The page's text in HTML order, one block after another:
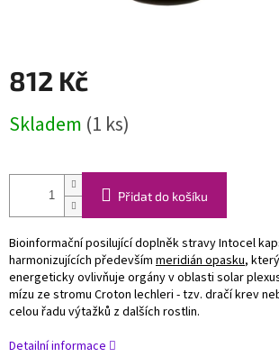
812 Kč
cena:
Skladem (1 ks)
Přidat do košíku
Bioinformační posilující doplněk stravy Intocel
harmonizujících především meridián opasku, který
energeticky ovlivňuje orgány v oblasti solar
mízu ze stromu Croton lechleri - tzv. dračí krev
celou řadu výtažků z dalších rostlin.
Detailní informace